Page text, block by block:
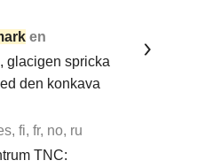
en
glacigen spricka
den konkava
fi, fr, no, ru
TNC: